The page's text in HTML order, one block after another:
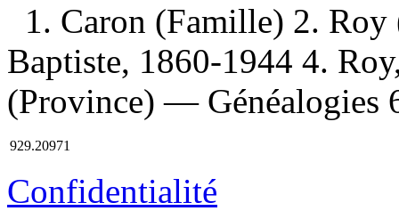
1. Caron (Famille) 2.
Baptiste, 1860-1944 4.
(Province) — Généalogies
929.20971
Confidentialité